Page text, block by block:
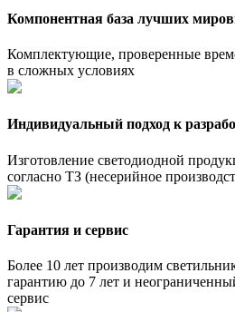
Компонентная база лучших
Комплектующие, проверенные
в сложных условиях
Индивидуальный подход к
Изготовление светодиодной
согласно ТЗ (несерийное
Гарантия и сервис
Более 10 лет производим
гарантию до 7 лет и
сервис